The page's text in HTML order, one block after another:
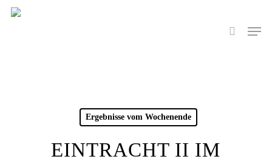
Skip
search
Menu
Ergebnisse vom Wochenende
EINTRACHT II IM